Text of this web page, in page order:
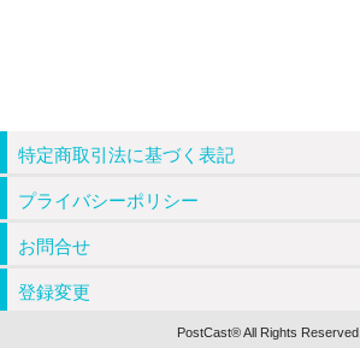
特定商取引法に基づく表記
プライバシーポリシー
お問合せ
登録変更
PostCast® All Rights Reserved.